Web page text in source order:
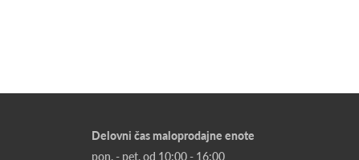
Delovni čas maloprodajne enote
pon. - pet. od 10:00 - 16:00